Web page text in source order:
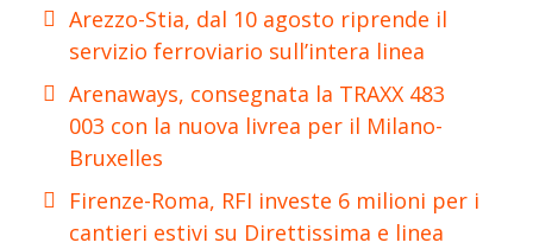
Arezzo-Stia, dal 10 agosto riprende il
servizio ferroviario sull’intera linea
Arenaways, consegnata la TRAXX 483
003 con la nuova livrea per il Milano-
Bruxelles
Firenze-Roma, RFI investe 6 milioni per i
cantieri estivi su Direttissima e linea